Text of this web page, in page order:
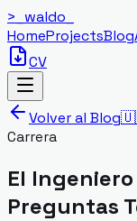
>_ waldo
HomeProjectsBlog
CV
Volver al Blog
Carrera
El
Preguntas